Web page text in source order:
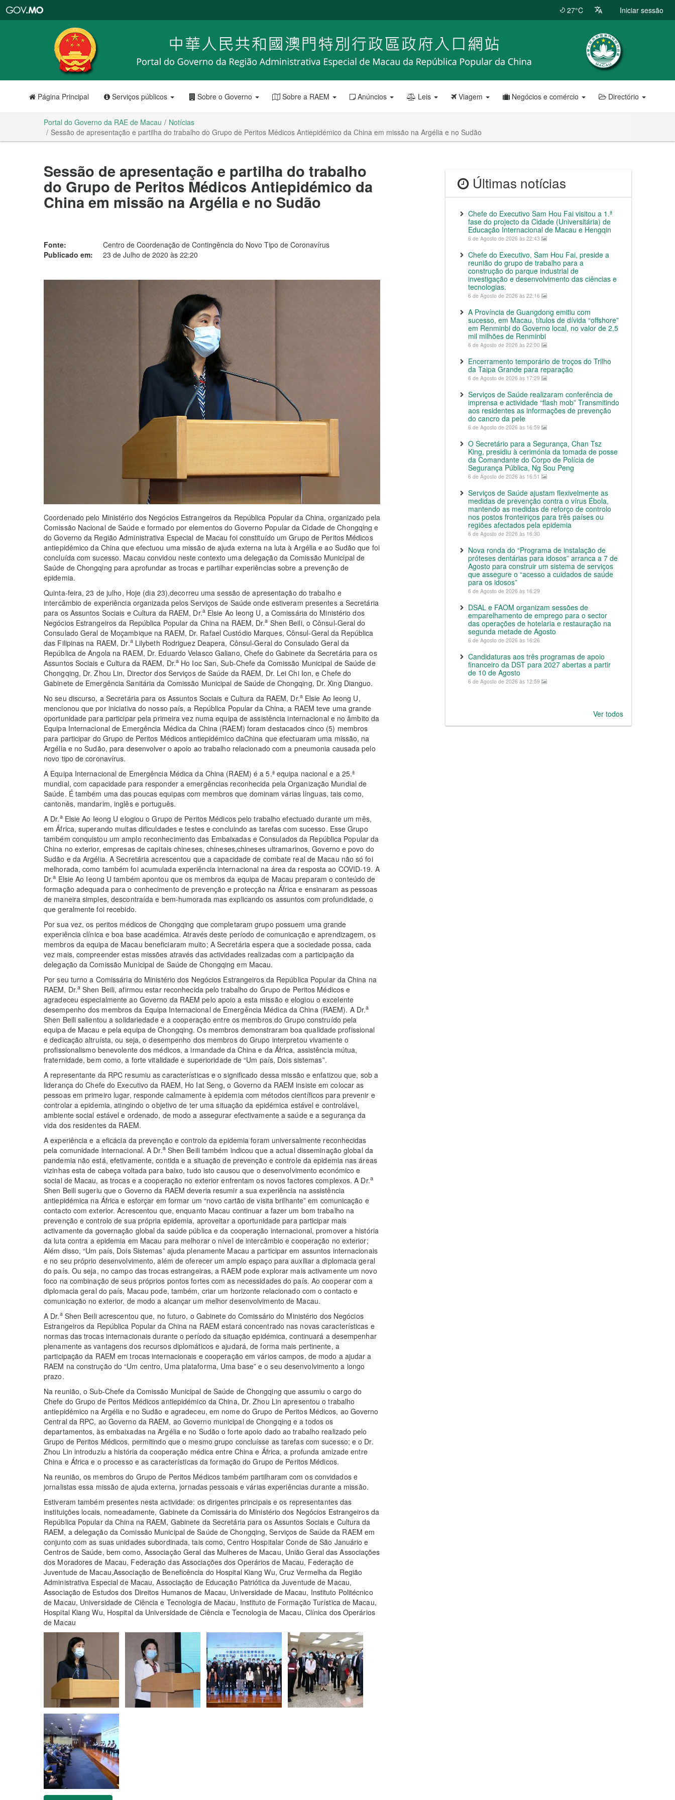
RAE
de
Macau
27°C Iniciar sessão
Página Principal Serviços públicos Sobre o Governo Sobre a RAEM Anúncios Leis Viagem Negócios e comércio Directório
Portal do Governo da RAE de Macau
Notícias
Sessão de apresentação e partilha do trabalho do Grupo de Peritos Médicos Antiepidémico da China em missão na Argélia e no Sudão
Sessão de apresentação e partilha do trabalho
do Grupo de Peritos Médicos Antiepidémico da
China em missão na Argélia e no Sudão
Fonte:
Centro de Coordenação de Contingência do Novo Tipo de Coronavírus
Publicado em:
23 de Julho de 2020 às 22:20
Coordenado pelo Ministério dos Negócios Estrangeiros da República Popular da China, organizado pela
Comissão Nacional de Saúde e formado por elementos do Governo Popular da Cidade de Chongqing e
do Governo da Região Administrativa Especial de Macau foi constituído um Grupo de Peritos Médicos
antiepidémico da China que efectuou uma missão de ajuda externa na luta à Argélia e ao Sudão que foi
concluída com sucesso. Macau convidou neste contexto uma delegação da Comissão Municipal de
Saúde de Chongqing para aprofundar as trocas e partilhar experiências sobre a prevenção de
epidemia.
Quinta-feira, 23 de julho, Hoje (dia 23),decorreu uma sessão de apresentação do trabalho e
intercâmbio de experiência organizada pelos Serviços de Saúde onde estiveram presentes a Secretária
para os Assuntos Sociais e Cultura da RAEM, Dr.aElsie Ao Ieong U, a Comissária do Ministério dos
Negócios Estrangeiros da República Popular da China na RAEM, Dr.a Shen Beili, o Cônsul-Geral do
Consulado Geral de Moçambique na RAEM, Dr. Rafael Custódio Marques, Cônsul-Geral da República
das Filipinas na RAEM, Dr.aLilybeth Rodriguez Deapera, Cônsul-Geral do Consulado Geral da
República de Angola na RAEM, Dr. Eduardo Velasco Galiano, Chefe do Gabinete da Secretária para os
Assuntos Sociais e Cultura da RAEM, Dr.a Ho Ioc San, Sub-Chefe da Comissão Municipal de Saúde de
Chongqing, Dr. Zhou Lin, Director dos Serviços de Saúde da RAEM, Dr. Lei Chi Ion, e Chefe do
Gabinete de Emergência Sanitária da Comissão Municipal de Saúde de Chongqing, Dr. Xing Dianguo.
No seu discurso, a Secretária para os Assuntos Sociais e Cultura da RAEM, Dr.aElsie Ao Ieong U,
mencionou que por iniciativa do nosso país, a República Popular da China, a RAEM teve uma grande
oportunidade para participar pela primeira vez numa equipa de assistência internacional e no âmbito da
Equipa Internacional de Emergência Médica da China (RAEM) foram destacados cinco (5) membros
para participar do Grupo de Peritos Médicos antiepidémico daChina que efectuaram uma missão, na
Argélia e no Sudão, para desenvolver o apoio ao trabalho relacionado com a pneumonia causada pelo
novo tipo de coronavírus.
A Equipa Internacional de Emergência Médica da China (RAEM) é a 5.ª equipa nacional e a 25.ª
mundial, com capacidade para responder a emergências reconhecida pela Organização Mundial de
Saúde. É também uma das poucas equipas com membros que dominam várias línguas, tais como,
cantonês, mandarim, inglês e português.
A Dr.aElsie Ao Ieong U elogiou o Grupo de Peritos Médicos pelo trabalho efectuado durante um mês,
em África, superando muitas dificuldades e testes e concluindo as tarefas com sucesso. Esse Grupo
também conquistou um amplo reconhecimento das Embaixadas e Consulados da República Popular da
China no exterior, empresas de capitais chineses, chineses,chineses ultramarinos, Governo e povo do
Sudão e da Argélia. A Secretária acrescentou que a capacidade de combate real de Macau não só foi
melhorada, como também foi acumulada experiência internacional na área da resposta ao COVID-19. A
Dr.a Elsie Ao Ieong U também apontou que os membros da equipa de Macau preparam o conteúdo de
formação adequada para o conhecimento de prevenção e protecção na África e ensinaram as pessoas
de maneira simples, descontraída e bem-humorada mas explicando os assuntos com profundidade, o
que geralmente foi recebido.
Por sua vez, os peritos médicos de Chongqing que completaram grupo possuem uma grande
experiência clínica e boa base académica. Através deste período de comunicação e aprendizagem, os
membros da equipa de Macau beneficiaram muito; A Secretária espera que a sociedade possa, cada
vez mais, compreender estas missões através das actividades realizadas com a participação da
delegação da Comissão Municipal de Saúde de Chongqing em Macau.
Por seu turno a Comissária do Ministério dos Negócios Estrangeiros da República Popular da China na
RAEM, Dr.a Shen Beili, afirmou estar reconhecida pelo trabalho do Grupo de Peritos Médicos e
agradeceu especialmente ao Governo da RAEM pelo apoio a esta missão e elogiou o excelente
desempenho dos membros da Equipa Internacional de Emergência Médica da China (RAEM). A Dr.a
Shen Beili salientou a solidariedade e a cooperação entre os membros do Grupo construído pela
equipa de Macau e pela equipa de Chongqing. Os membros demonstraram boa qualidade profissional
e dedicação altruísta, ou seja, o desempenho dos membros do Grupo interpretou vivamente o
profissionalismo benevolente dos médicos, a irmandade da China e da África, assistência mútua,
fraternidade, bem como, a forte vitalidade e superioridade de “Um país, Dois sistemas”.
A representante da RPC resumiu as características e o significado dessa missão e enfatizou que, sob a
liderança do Chefe do Executivo da RAEM, Ho Iat Seng, o Governo da RAEM insiste em colocar as
pessoas em primeiro lugar, responde calmamente à epidemia com métodos científicos para prevenir e
controlar a epidemia, atingindo o objetivo de ter uma situação da epidémica estável e controlável,
ambiente social estável e ordenado, de modo a assegurar efectivamente a saúde e a segurança da
vida dos residentes da RAEM.
A experiência e a eficácia da prevenção e controlo da epidemia foram universalmente reconhecidas
pela comunidade internacional. A Dr.aShen Beili também indicou que a actual disseminação global da
pandemia não está, efetivamente, contida e a situação de prevenção e controle da epidemia nas áreas
vizinhas esta de cabeça voltada para baixo, tudo isto causou que o desenvolvimento económico e
social de Macau, as trocas e a cooperação no exterior enfrentam os novos factores complexos. A Dr.a
Shen Beili sugeriu que o Governo da RAEM deveria resumir a sua experiência na assistência
antiepidémica na África e esforçar em formar um “novo cartão de visita brilhante” em comunicação e
contacto com exterior. Acrescentou que, enquanto Macau continuar a fazer um bom trabalho na
prevenção e controlo de sua própria epidemia, aproveitar a oportunidade para participar mais
activamente da governação global da saúde pública e da cooperação internacional, promover a história
da luta contra a epidemia em Macau para melhorar o nível de intercâmbio e cooperação no exterior;
Além disso, “Um país, Dois Sistemas” ajuda plenamente Macau a participar em assuntos internacionais
e no seu próprio desenvolvimento, além de oferecer um amplo espaço para auxiliar a diplomacia geral
do país. Ou seja, no campo das trocas estrangeiras, a RAEM pode explorar mais activamente um novo
foco na combinação de seus próprios pontos fortes com as necessidades do país. Ao cooperar com a
diplomacia geral do país, Macau pode, também, criar um horizonte relacionado com o contacto e
comunicação no exterior, de modo a alcançar um melhor desenvolvimento de Macau.
A Dr.aShen Beili acrescentou que, no futuro, o Gabinete do Comissário do Ministério dos Negócios
Estrangeiros da República Popular da China na RAEM estará concentrado nas novas características e
normas das trocas internacionais durante o período da situação epidémica, continuará a desempenhar
plenamente as vantagens dos recursos diplomáticos e ajudará, de forma mais pertinente, a
participação da RAEM em trocas internacionais e cooperação em vários campos, de modo a ajudar a
RAEM na construção do “Um centro, Uma plataforma, Uma base” e o seu desenvolvimento a longo
prazo.
Na reunião, o Sub-Chefe da Comissão Municipal de Saúde de Chongqing que assumiu o cargo do
Chefe do Grupo de Peritos Médicos antiepidémico da China, Dr. Zhou Lin apresentou o trabalho
antiepidémico na Argélia e no Sudão e agradeceu, em nome do Grupo de Peritos Médicos, ao Governo
Central da RPC, ao Governo da RAEM, ao Governo municipal de Chongqing e a todos os
departamentos, às embaixadas na Argélia e no Sudão o forte apoio dado ao trabalho realizado pelo
Grupo de Peritos Médicos, permitindo que o mesmo grupo concluísse as tarefas com sucesso; e o Dr.
Zhou Lin introduziu a história da cooperação médica entre China e África, a profunda amizade entre
China e África e o processo e as características da formação do Grupo de Peritos Médicos.
Na reunião, os membros do Grupo de Peritos Médicos também partilharam com os convidados e
jornalistas essa missão de ajuda externa, jornadas pessoais e várias experiências durante a missão.
Estiveram também presentes nesta actividade: os dirigentes principais e os representantes das
instituições locais, nomeadamente, Gabinete da Comissária do Ministério dos Negócios Estrangeiros da
República Popular da China na RAEM, Gabinete da Secretária para os Assuntos Sociais e Cultura da
RAEM, a delegação da Comissão Municipal de Saúde de Chongqing, Serviços de Saúde da RAEM em
conjunto com as suas unidades subordinada, tais como, Centro Hospitalar Conde de São Januário e
Centros de Saúde, bem como, Associação Geral das Mulheres de Macau, União Geral das Associações
dos Moradores de Macau, Federação das Associações dos Operários de Macau, Federação de
Juventude de Macau,Associação de Beneficência do Hospital Kiang Wu, Cruz Vermelha da Região
Administrativa Especial de Macau, Associação de Educação Patriótica da Juventude de Macau,
Associação de Estudos dos Direitos Humanos de Macau, Universidade de Macau, Instituto Politécnico
de Macau, Universidade de Ciência e Tecnologia de Macau, Instituto de Formação Turística de Macau,
Hospital Kiang Wu, Hospital da Universidade de Ciência e Tecnologia de Macau, Clínica dos Operários
de Macau
Últimas notícias
Chefe do Executivo Sam Hou Fai visitou a 1.ª
fase do projecto da Cidade (Universitária) de
Educação Internacional de Macau e Hengqin
6 de Agosto de 2026 às 22:43
Chefe do Executivo, Sam Hou Fai, preside a
reunião do grupo de trabalho para a
construção do parque industrial de
investigação e desenvolvimento das ciências e
tecnologias.
6 de Agosto de 2026 às 22:16
A Província de Guangdong emitiu com
sucesso, em Macau, títulos de dívida “offshore”
em Renminbi do Governo local, no valor de 2,5
mil milhões de Renminbi
6 de Agosto de 2026 às 22:00
Encerramento temporário de troços do Trilho
da Taipa Grande para reparação
6 de Agosto de 2026 às 17:29
Serviços de Saúde realizaram conferência de
imprensa e actividade “flash mob” Transmitindo
aos residentes as informações de prevenção
do cancro da pele
6 de Agosto de 2026 às 16:59
O Secretário para a Segurança, Chan Tsz
King, presidiu à cerimónia da tomada de posse
da Comandante do Corpo de Polícia de
Segurança Pública, Ng Sou Peng
6 de Agosto de 2026 às 16:51
Serviços de Saúde ajustam flexivelmente as
medidas de prevenção contra o vírus Ébola,
mantendo as medidas de reforço de controlo
nos postos fronteiriços para três países ou
regiões afectados pela epidemia
6 de Agosto de 2026 às 16:30
Nova ronda do “Programa de instalação de
próteses dentárias para idosos” arranca a 7 de
Agosto para construir um sistema de serviços
que assegure o “acesso a cuidados de saúde
para os idosos”
6 de Agosto de 2026 às 16:29
DSAL e FAOM organizam sessões de
emparelhamento de emprego para o sector
das operações de hotelaria e restauração na
segunda metade de Agosto
6 de Agosto de 2026 às 16:26
Candidaturas aos três programas de apoio
financeiro da DST para 2027 abertas a partir
de 10 de Agosto
6 de Agosto de 2026 às 12:59
Ver todos